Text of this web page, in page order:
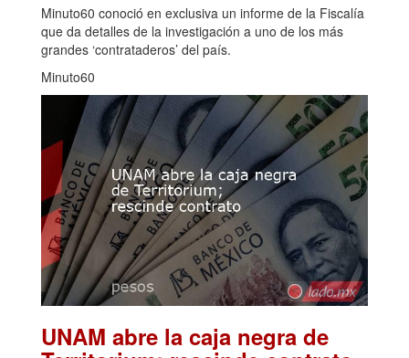
Minuto60 conoció en exclusiva un informe de la Fiscalía
que da detalles de la investigación a uno de los más
grandes ‘contrataderos’ del país.
Minuto60
UNAM abre la caja negra de